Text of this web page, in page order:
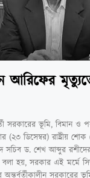
আরিফের
সরকারের ভূমি, বিমান ও
ডিসেম্বর) রাষ্ট্রীয়
সচিব ড. শেখ আব্দুর
হয়, সরকার এই মর্মে
অন্তর্বর্তীকালীন সরকারের